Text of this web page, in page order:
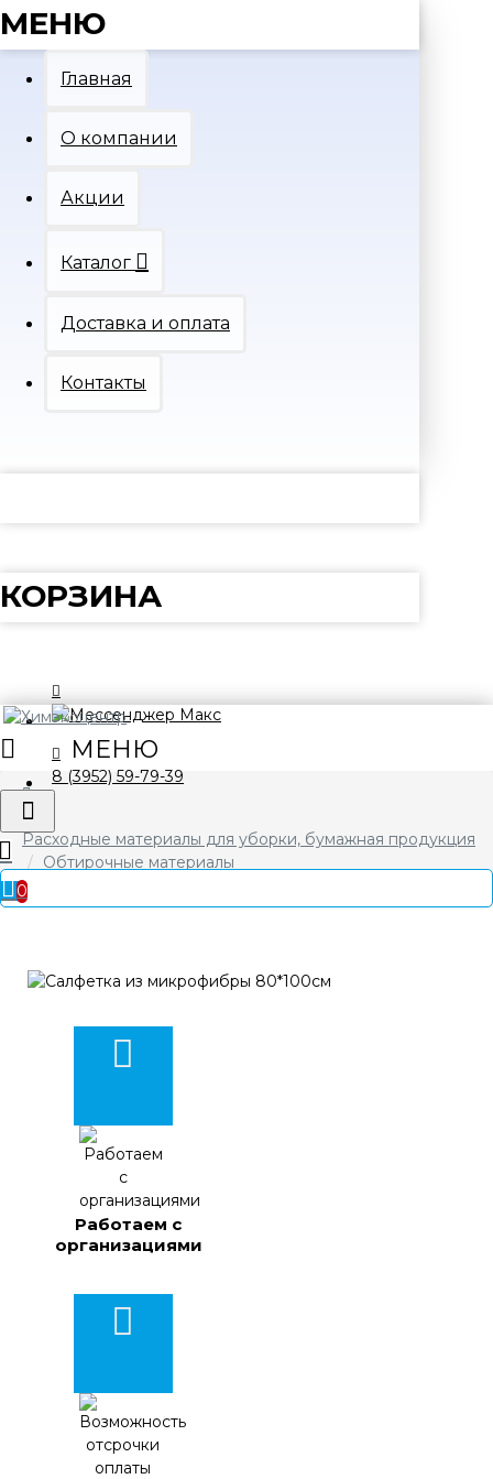
МЕНЮ
Главная
О компании
Акции
Каталог
Доставка и оплата
Контакты
КОРЗИНА
8 (3952) 59-79-39
0
Расходные материалы для уборки, бумажная продукция
Обтирочные материалы
Работаем с
организациями